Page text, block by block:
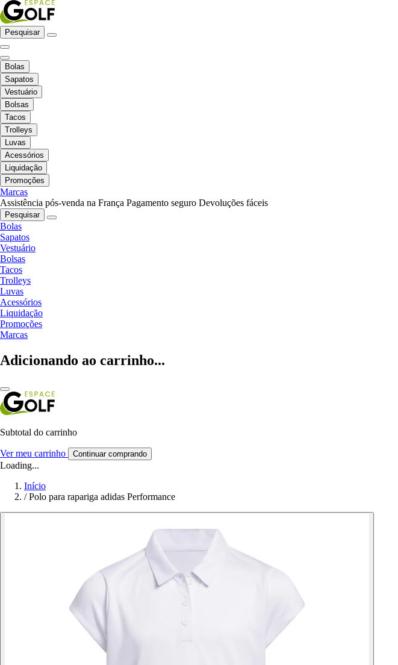
Pesquisar
Bolas
Sapatos
Vestuário
Bolsas
Tacos
Trolleys
Luvas
Acessórios
Liquidação
Promoções
Marcas
Assistência pós-venda na França Pagamento seguro Devoluções fáceis
Pesquisar
Bolas
Sapatos
Vestuário
Bolsas
Tacos
Trolleys
Luvas
Acessórios
Liquidação
Promoções
Marcas
Adicionando ao carrinho...
Subtotal do carrinho
Ver meu carrinho Continuar comprando
Loading...
Início
/ Polo para rapariga adidas Performance